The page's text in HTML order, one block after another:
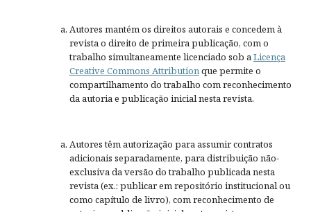
Autores mantém os direitos autorais e concedem à
revista o direito de primeira publicação, com o
trabalho simultaneamente licenciado sob aLicença
Creative Commons Attributionque permite o
compartilhamento do trabalho com reconhecimento
da autoria e publicação inicial nesta revista.
Autores têm autorização para assumir contratos
adicionais separadamente, para distribuição não-
exclusiva da versão do trabalho publicada nesta
revista (ex.: publicar em repositório institucional ou
como capítulo de livro), com reconhecimento de